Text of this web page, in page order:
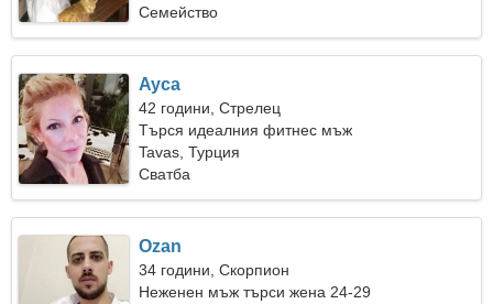
Семейство
Ayca
42 години, Стрелец
Търся идеалния фитнес мъж
Tavas, Турция
Сватба
Ozan
34 години, Скорпион
Неженен мъж търси жена 24-29